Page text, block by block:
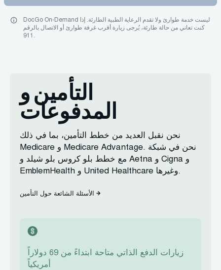
DocGo On-Demand ليست خدمة طوارئ ولا تقدم الرعاية الطبية الطارئة. إذا
كنت تعاني من حالة طارئة، يُرجى زيارة أقرب غرفة طوارئ أو الاتصال بالرقم
911.
التأمين و
المدفوعات
نحن نقبل العديد من خطط التأمين، بما في ذلك
Medicare و Medicare Advantage. نحن في شبكة
مع خطط بلو كروس بلو شيلد و Aetna و Cigna و
EmblemHealth و United Healthcare وغيرها.
الأسئلة الشائعة حول التأمين
زيارات الدفع الذاتي متاحة ابتداءً من 69 دولاراً
أمريكياً